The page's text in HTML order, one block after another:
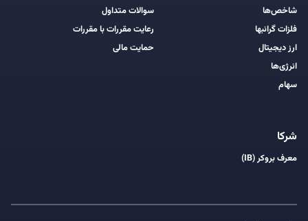
شاخص‌ها
فلزات گرانبها
ارز دیجیتال
انرژی‌ها
سهام
سوالات متداول
رعایت مقررات با مقررات
حمایت مالی
شرکا
معرف بروکر (IB)